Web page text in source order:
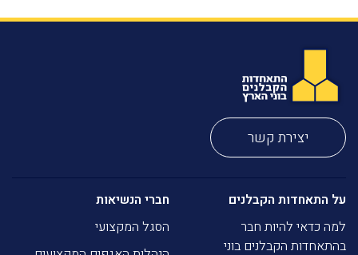
יצירת קשר
על התאחדות הקבלנים
למה כדאי להיות חבר
בהתאחדות הקבלנים בוני
חברי הנשיאות
הסגל המקצועי